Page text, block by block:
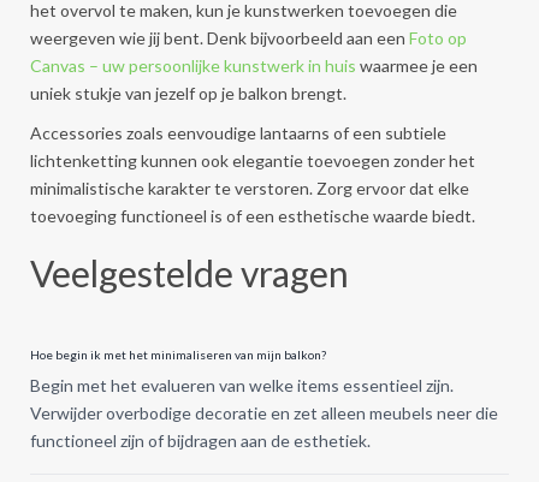
het overvol te maken, kun je kunstwerken toevoegen die
weergeven wie jij bent. Denk bijvoorbeeld aan een Foto op
Canvas – uw persoonlijke kunstwerk in huis waarmee je een
uniek stukje van jezelf op je balkon brengt.
Accessories zoals eenvoudige lantaarns of een subtiele
lichtenketting kunnen ook elegantie toevoegen zonder het
minimalistische karakter te verstoren. Zorg ervoor dat elke
toevoeging functioneel is of een esthetische waarde biedt.
Veelgestelde vragen
Hoe begin ik met het minimaliseren van mijn balkon?
Begin met het evalueren van welke items essentieel zijn.
Verwijder overbodige decoratie en zet alleen meubels neer die
functioneel zijn of bijdragen aan de esthetiek.